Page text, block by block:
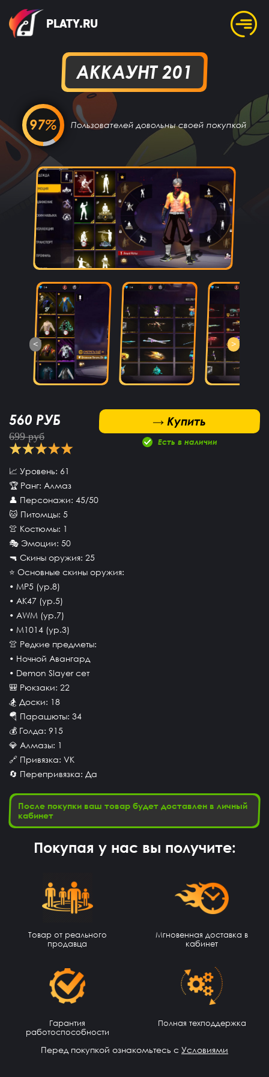
PLATY.RU
АККАУНТ 201
97% Пользователей довольны своей покупкой
< >
560 РУБ
699 руб
→ Купить
Купить
Есть в наличии
📈 Уровень: 61
🏆 Ранг: Алмаз
👤 Персонажи: 45/50
🐱 Питомцы: 5
👚 Костюмы: 1
🎭 Эмоции: 50
🔫 Скины оружия: 25
⭐ Основные скины оружия:
• MP5 (ур.8)
• AK47 (ур.5)
• AWM (ур.7)
• M1014 (ур.3)
👚 Редкие предметы:
• Ночной Авангард
• Demon Slayer сет
🎒 Рюкзаки: 22
🏂 Доски: 18
🪂 Парашюты: 34
💰 Голда: 915
💎 Алмазы: 1
🔗 Привязка: VK
🔄 Перепривязка: Да
После покупки ваш товар будет доставлен в личный
кабинет
Покупая у нас вы получите:
Товар от реального
продавца
Мгновенная доставка в
кабинет
Гарантия
работоспособности
Полная техподдержка
Перед покупкой ознакомьтесь с Условиями
Михаил Федоров заходи в игру под этим логином и
паролем и все
13 часов назад
здарова
12 часов назад
Аккаунт пришёл